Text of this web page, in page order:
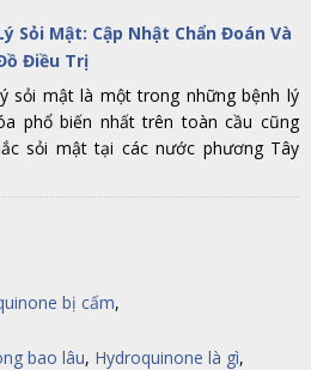
Sỏi Mật: Cập Nhật Chẩn Đoán Và
Điều Trị
sỏi mật là một trong những bệnh lý
phổ biến nhất trên toàn cầu cũng
sỏi mật tại các nước phương Tây
bị cấm,
bao lâu, Hydroquinone là gì,